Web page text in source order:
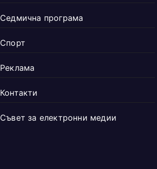
Седмична програма
Спорт
Реклама
Контакти
Съвет за електронни медии